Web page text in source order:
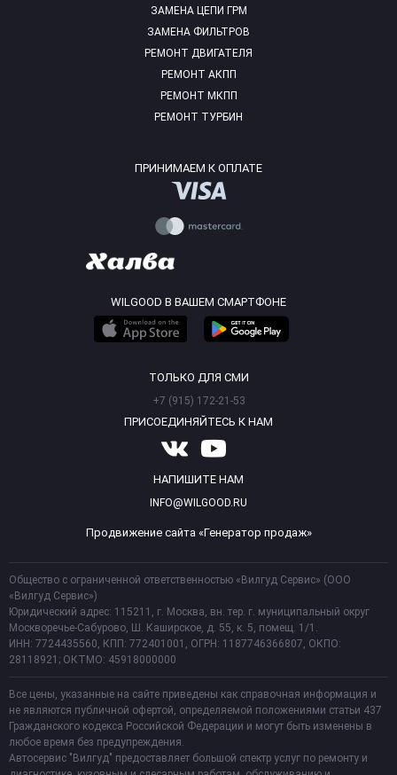
ЗАМЕНА ЦЕПИ ГРМ
ЗАМЕНА ФИЛЬТРОВ
РЕМОНТ ДВИГАТЕЛЯ
РЕМОНТ АКПП
РЕМОНТ МКПП
РЕМОНТ ТУРБИН
ПРИНИМАЕМ К ОПЛАТЕ
WILGOOD В ВАШЕМ СМАРТФОНЕ
ТОЛЬКО ДЛЯ СМИ
+7 (915) 172-21-53
ПРИСОЕДИНЯЙТЕСЬ К НАМ
НАПИШИТЕ НАМ
INFO@WILGOOD.RU
Продвижение сайта «Генератор продаж»
Общество с ограниченной ответственностью «Вилгуд Сервис» (ООО
«Вилгуд Сервис»)
Юридический адрес: 115211, г. Москва, вн. тер. г. муниципальный округ
Москворечье-Сабурово, Ш. Каширское, д. 55, к. 5, помещ. 1/1.
ИНН: 7724435560, КПП: 772401001, ОГРН: 1187746366807, ОКПО:
28118921; ОКТМО: 45918000000
Все цены, указанные на сайте приведены как справочная информация и
не являются публичной офертой, определяемой положениями статьи 437
Гражданского кодекса Российской Федерации и могут быть изменены в
любое время без предупреждения.
Автосервис "Вилгуд" предоставляет большой спектр услуг по ремонту и